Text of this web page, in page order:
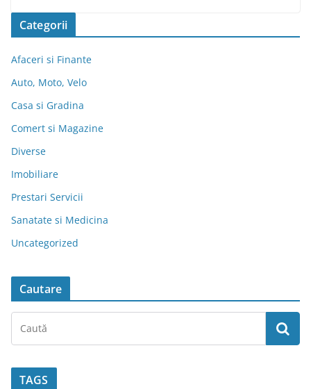
Categorii
Afaceri si Finante
Auto, Moto, Velo
Casa si Gradina
Comert si Magazine
Diverse
Imobiliare
Prestari Servicii
Sanatate si Medicina
Uncategorized
Cautare
TAGS